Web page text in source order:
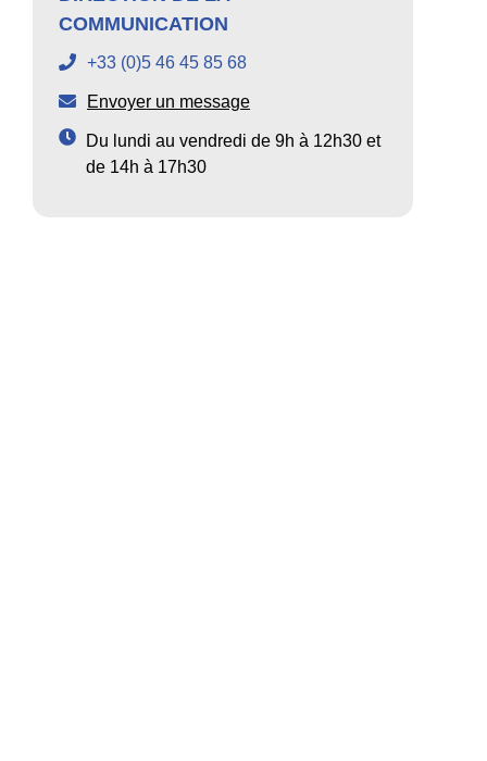
COMMUNICATION
+33 (0)5 46 45 85 68
Envoyer un message
Du lundi au vendredi de 9h à 12h30 et
de 14h à 17h30